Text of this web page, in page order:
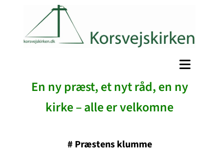
En ny præst, et nyt råd, en ny
kirke – alle er velkomne
# Præstens klumme